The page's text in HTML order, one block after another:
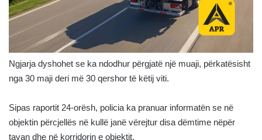
Ngjarja dyshohet se ka ndodhur përgjatë një muaji, përkatësisht
nga 30 maji deri më 30 qershor të këtij viti.
Sipas raportit 24-orësh, policia ka pranuar informatën se në
objektin përcjellës në kullë janë vërejtur disa dëmtime nëpër
tavan dhe në korridorin e objektit.